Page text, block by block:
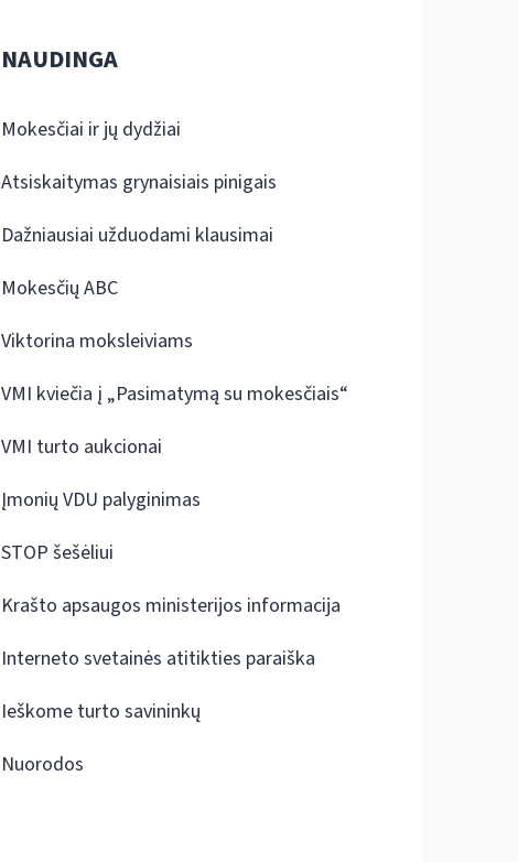
NAUDINGA
Mokesčiai ir jų dydžiai
Atsiskaitymas grynaisiais pinigais
Dažniausiai užduodami klausimai
Mokesčių ABC
Viktorina moksleiviams
VMI kviečia į „Pasimatymą su mokesčiais“
VMI turto aukcionai
Įmonių VDU palyginimas
STOP šešėliui
Krašto apsaugos ministerijos informacija
Interneto svetainės atitikties paraiška
Ieškome turto savininkų
Nuorodos